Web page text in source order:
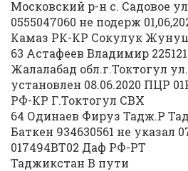
Московский р-н с. Садовое
0555047060 не подерж
Камаз РК-КР Сокулук
63 Астафеев Владимир
Жалалабад обл.г.Токтогул
установлен 08.06.2020 ПЦР
РФ-КР Г.Токтогул СВХ
64 Одинаев Фируз Тадж.Р
Баткен 934630561 не указал
017494BT02 Даф РФ-РТ
Таджикстан В пути